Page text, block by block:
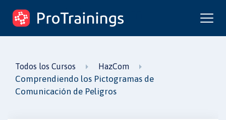
ProTrainings.com
un curso de ProTrainings
Todos los Cursos HazCom
Comprendiendo los Pictogramas de
Comunicación de Peligros